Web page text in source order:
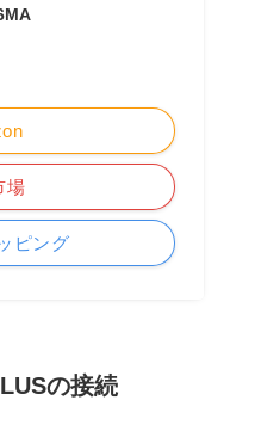
場
ピング
の接続